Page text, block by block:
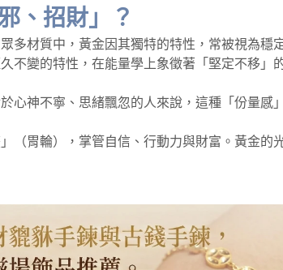
、招財」？
材質中，黃金因其獨特的特性，常被視為穩
不變的特性，在能量學上象徵著「堅定不移」
心神不寧、思緒飄忽的人來說，這種「份量感
（胃輪），掌管自信、行動力與財富。黃金的